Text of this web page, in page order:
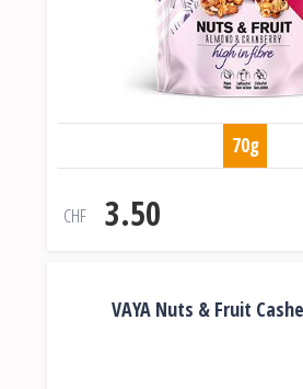
70g
CHF 3.50
VAYA Nuts & Fruit